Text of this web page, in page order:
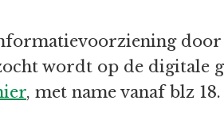
door
wordt op de digitale
, met name vanaf blz 18.